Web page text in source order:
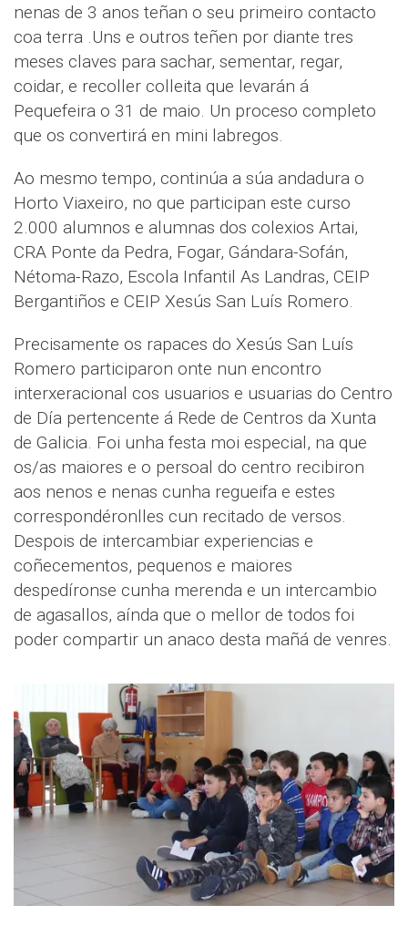
nenas de 3 anos teñan o seu primeiro contacto
coa terra .Uns e outros teñen por diante tres
meses claves para sachar, sementar, regar,
coidar, e recoller colleita que levarán á
Pequefeira o 31 de maio. Un proceso completo
que os convertirá en mini labregos.
Ao mesmo tempo, continúa a súa andadura o
Horto Viaxeiro, no que participan este curso
2.000 alumnos e alumnas dos colexios Artai,
CRA Ponte da Pedra, Fogar, Gándara-Sofán,
Nétoma-Razo, Escola Infantil As Landras, CEIP
Bergantiños e CEIP Xesús San Luís Romero.
Precisamente os rapaces do Xesús San Luís
Romero participaron onte nun encontro
interxeracional cos usuarios e usuarias do Centro
de Día pertencente á Rede de Centros da Xunta
de Galicia. Foi unha festa moi especial, na que
os/as maiores e o persoal do centro recibiron
aos nenos e nenas cunha regueifa e estes
correspondéronlles cun recitado de versos.
Despois de intercambiar experiencias e
coñecementos, pequenos e maiores
despedíronse cunha merenda e un intercambio
de agasallos, aínda que o mellor de todos foi
poder compartir un anaco desta mañá de venres.